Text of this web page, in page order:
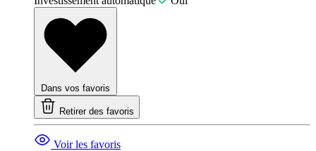
Dans vos favoris
Retirer des favoris
Voir les favoris